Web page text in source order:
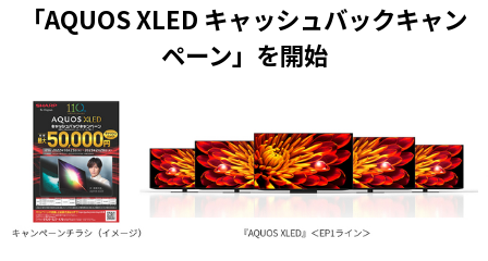
「AQUOS XLED キャッシュバックキャン
ペーン」を開始